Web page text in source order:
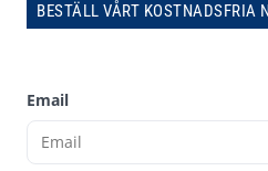
BESTÄLL VÅRT KOSTNADSFRIA
Email